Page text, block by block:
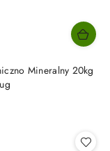
Mineralny 20kg